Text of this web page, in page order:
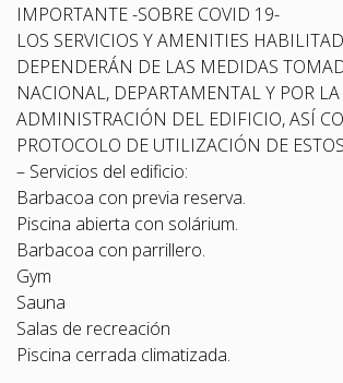
IMPORTANTE -SOBRE COVID 19-
LOS SERVICIOS Y AMENITIES
DEPENDERÁN DE LAS MEDIDAS
NACIONAL, DEPARTAMENTAL Y POR LA
ADMINISTRACIÓN DEL EDIFICIO, ASÍ
PROTOCOLO DE UTILIZACIÓN DE
– Servicios del edificio:
Barbacoa con previa reserva.
Piscina abierta con solárium.
Barbacoa con parrillero.
Gym
Sauna
Salas de recreación
Piscina cerrada climatizada.